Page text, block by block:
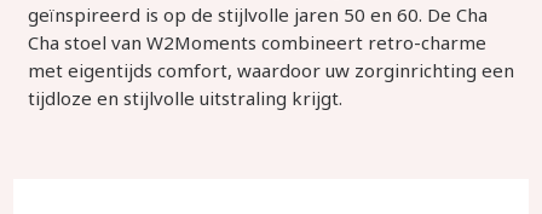
geïnspireerd is op de stijlvolle jaren 50 en 60. De Cha
Cha stoel van W2Moments combineert retro-charme
met eigentijds comfort, waardoor uw zorginrichting een
tijdloze en stijlvolle uitstraling krijgt.